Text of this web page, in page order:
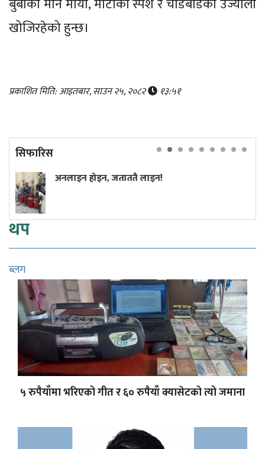
बुबाको मौन माया, माटोको स्पर्श र चाडबाडको उज्यालो
खोजिरहेको हुन्छ।
प्रकाशित मिति: आइतबार, साउन २५, २०८२ १३:५१
सिफारिस
जताततै लाइन!
थप
ब्लग
५ रुपैयाँमा भरिएको गीत र ६० रुपैयाँ क्यासेटको त्यो जमाना